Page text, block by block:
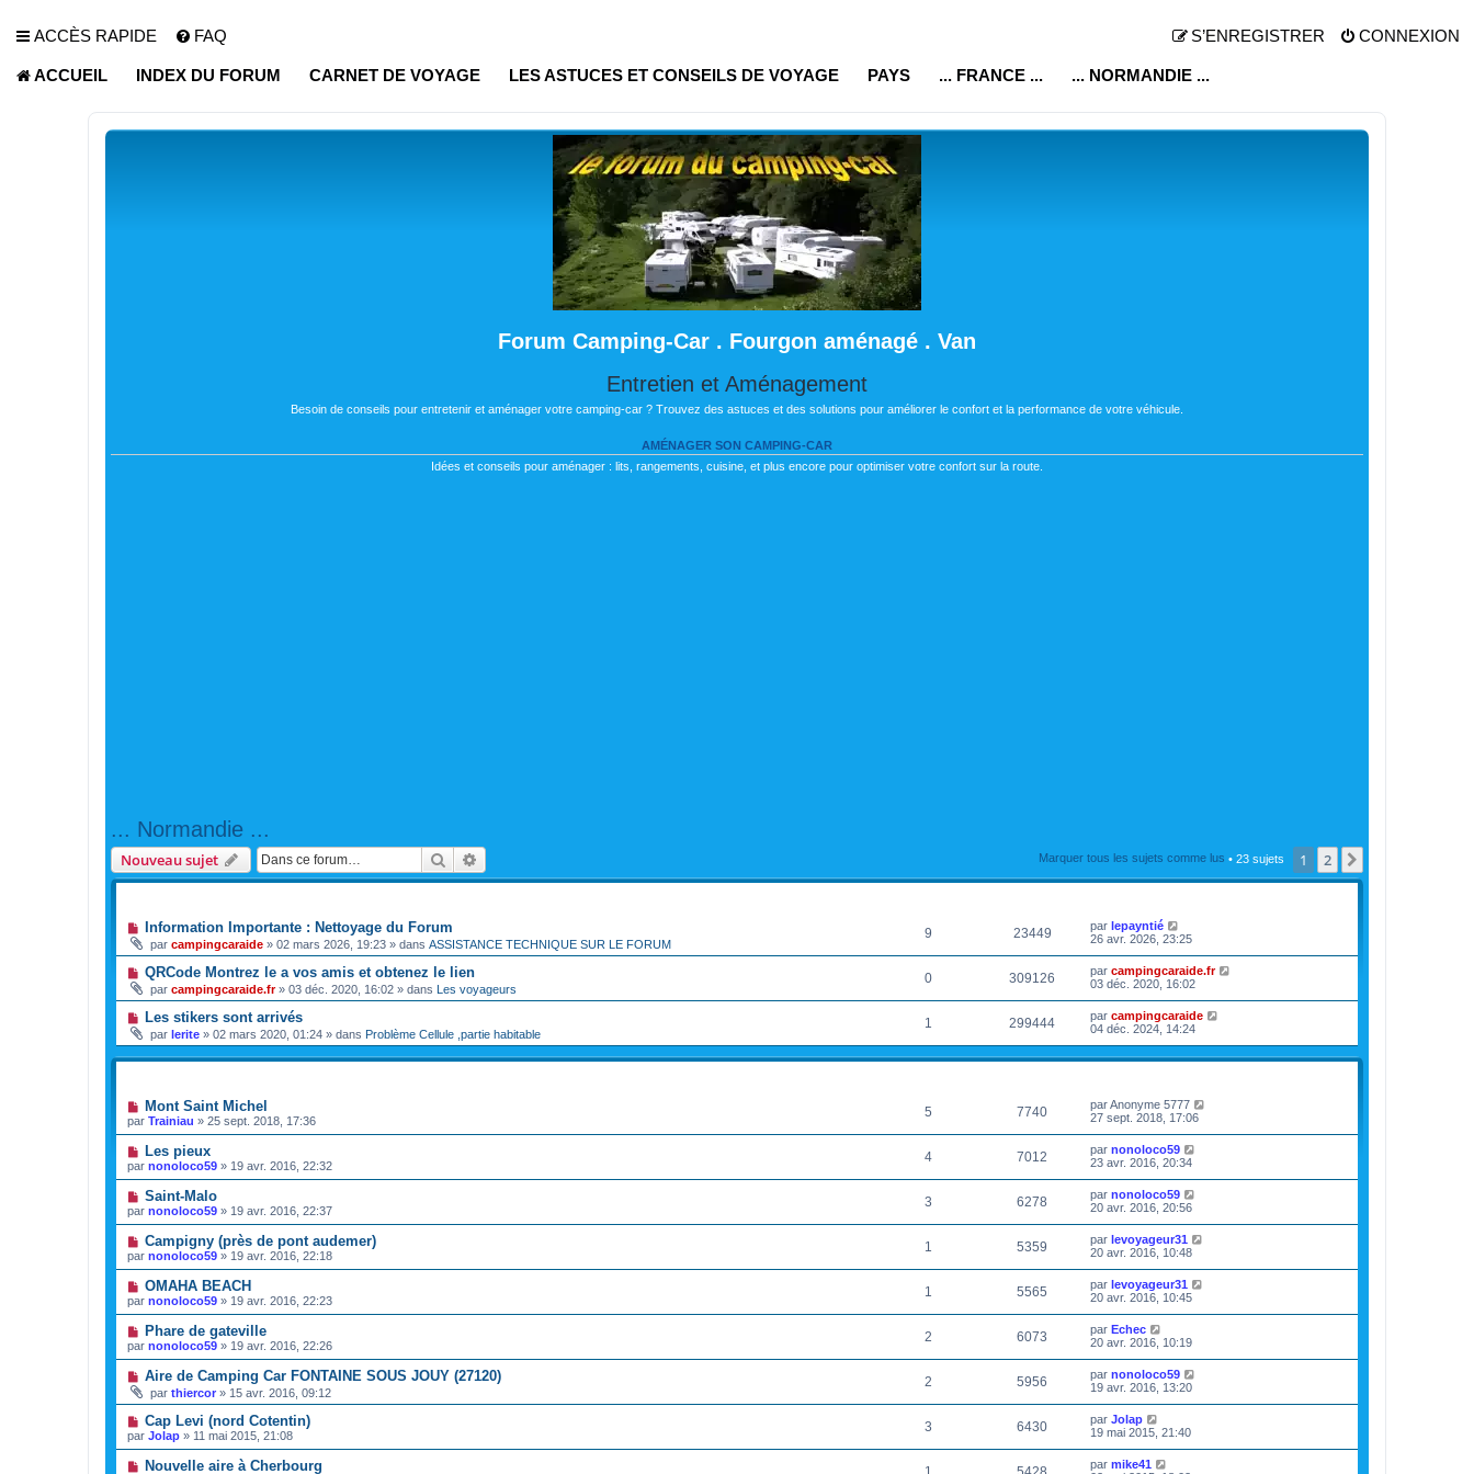
ACCÈS RAPIDE FAQ CONNEXION
S’ENREGISTRER
ACCUEIL INDEX DU FORUM CARNET DE VOYAGE LES ASTUCES ET CONSEILS DE VOYAGE PAYS ... FRANCE ... ... NORMANDIE ...
Forum Camping-Car . Fourgon aménagé . Van
Entretien et Aménagement
Besoin de conseils pour entretenir et aménager votre camping-car ? Trouvez des astuces et des solutions pour améliorer le confort et la performance de votre véhicule.
AMÉNAGER SON CAMPING-CAR
Idées et conseils pour aménager : lits, rangements, cuisine, et plus encore pour optimiser votre confort sur la route.
... Normandie ...
Nouveau sujet Rechercher Marquer tous les sujets comme lus • 23 sujets 1 2
Information Importante : Nettoyage du Forum
par campingcaraide » 02 mars 2026, 19:23 » dans ASSISTANCE TECHNIQUE SUR LE FORUM
9 23449 par lepayntié
26 avr. 2026, 23:25
QRCode Montrez le a vos amis et obtenez le lien
par campingcaraide.fr» 03 déc. 2020, 16:02 » dans Les voyageurs
0 309126 par campingcaraide.fr
03 déc. 2020, 16:02
Les stikers sont arrivés
par lerite » 02 mars 2020, 01:24 » dans Problème Cellule ,partie habitable
1 299444 par campingcaraide
04 déc. 2024, 14:24
Mont Saint Michel
par Trainiau » 25 sept. 2018, 17:36
5 7740 parAnonyme 5777
27 sept. 2018, 17:06
Les pieux
par nonoloco59 » 19 avr. 2016, 22:32
4 7012 par nonoloco59
23 avr. 2016, 20:34
Saint-Malo
par nonoloco59 » 19 avr. 2016, 22:37
3 6278 par nonoloco59
20 avr. 2016, 20:56
Campigny (près de pont audemer)
par nonoloco59 » 19 avr. 2016, 22:18
1 5359 par levoyageur31
20 avr. 2016, 10:48
OMAHA BEACH
par nonoloco59 » 19 avr. 2016, 22:23
1 5565 par levoyageur31
20 avr. 2016, 10:45
Phare de gateville
par nonoloco59 » 19 avr. 2016, 22:26
2 6073 par Echec
20 avr. 2016, 10:19
Aire de Camping Car FONTAINE SOUS JOUY (27120)
par thiercor » 15 avr. 2016, 09:12
2 5956 par nonoloco59
19 avr. 2016, 13:20
Cap Levi (nord Cotentin)
par Jolap » 11 mai 2015, 21:08
3 6430 par Jolap
19 mai 2015, 21:40
Nouvelle aire à Cherbourg par mike41